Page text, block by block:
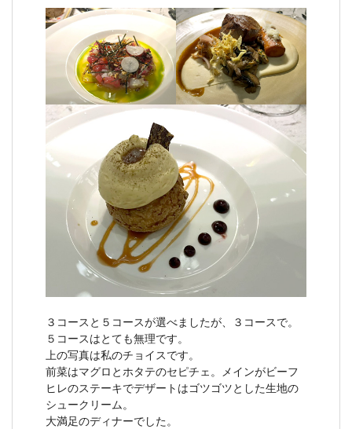
３コースと５コースが選べましたが、３コースで。
５コースはとても無理です。
上の写真は私のチョイスです。
前菜はマグロとホタテのセピチェ。メインがビーフ
ヒレのステーキでデザートはゴツゴツとした生地の
シュークリーム。
大満足のディナーでした。